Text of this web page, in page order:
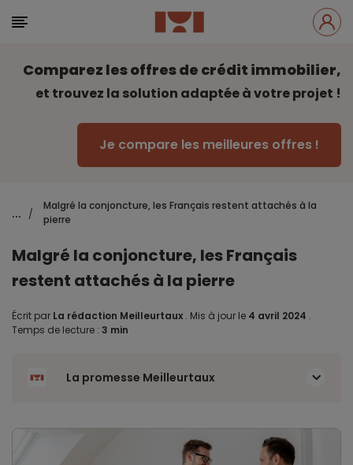
Comparez les offres de crédit immobilier,
et trouvez la solution adaptée à votre projet !
Je compare les meilleures offres !
... /
Malgré la conjoncture, les Français restent attachés à la
pierre
Malgré la conjoncture, les Français
restent attachés à la pierre
Écrit par La rédaction Meilleurtaux . Mis à jour le 4 avril 2024 .
Temps de lecture : 3 min
La promesse Meilleurtaux